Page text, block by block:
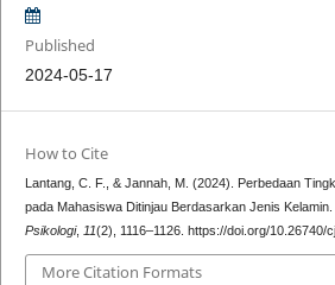
Published
2024-05-17
How to Cite
Lantang, C. F., & Jannah, M. (2024). Perbedaan
pada Mahasiswa Ditinjau Berdasarkan Jenis Kelamin.
Psikologi, 11(2), 1116–1126. https://doi.org/10.26740/
More Citation Formats